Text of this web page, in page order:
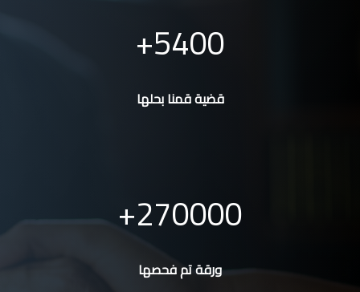
5400
قضية قمنا بحلها
270000
ورقة تم فحصها